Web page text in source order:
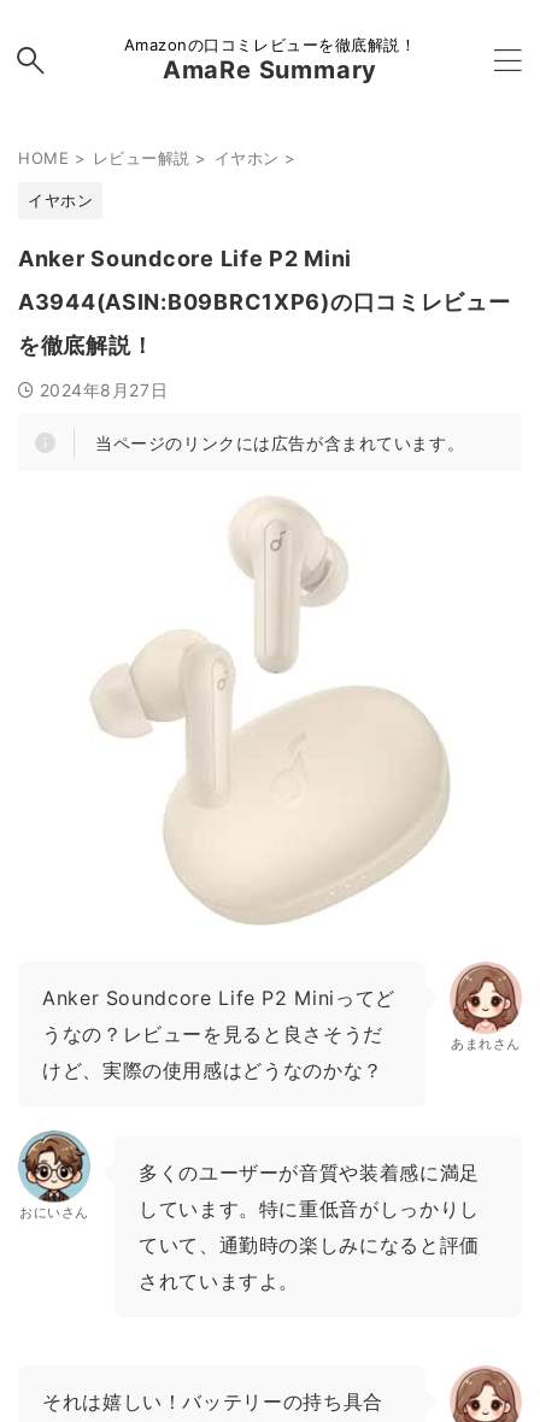
Amazonの口コミレビューを徹底解説！
AmaRe Summary
HOME > レビュー解説 > イヤホン >
イヤホン
Anker Soundcore Life P2 Mini
A3944(ASIN:B09BRC1XP6)の口コミレビュー
を徹底解説！
2024年8月27日
当ページのリンクには広告が含まれています。
Anker Soundcore Life P2 Miniってど
うなの？レビューを見ると良さそうだ
けど、実際の使用感はどうなのかな？
あまれさん
おにいさん
多くのユーザーが音質や装着感に満足
しています。特に重低音がしっかりし
ていて、通勤時の楽しみになると評価
されていますよ。
それは嬉しい！バッテリーの持ち具合